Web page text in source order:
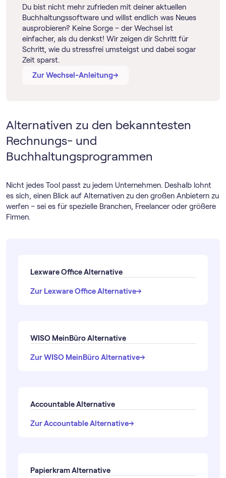
Du bist nicht mehr zufrieden mit deiner aktuellen
Buch­haltungs­software und willst endlich was Neues
ausprobieren? Keine Sorge – der Wechsel ist
einfacher, als du denkst! Wir zeigen dir Schritt für
Schritt, wie du stressfrei umsteigst und dabei sogar
Zeit sparst.
Zur Wechsel-Anleitung→
→
Alternativen zu den bekanntesten
Rechnungs- und
Buchhaltungsprogrammen
Nicht jedes Tool passt zu jedem Unternehmen. Deshalb lohnt
es sich, einen Blick auf Alternativen zu den großen Anbietern zu
werfen – sei es für spezielle Branchen, Freelancer oder größere
Firmen.
Lexware Office Alternative
Zur Lexware Office Alternative→
→
WISO MeinBüro Alternative
Zur WISO MeinBüro Alternative→
→
Accountable Alternative
Zur Accountable Alternative→
→
Papierkram Alternative